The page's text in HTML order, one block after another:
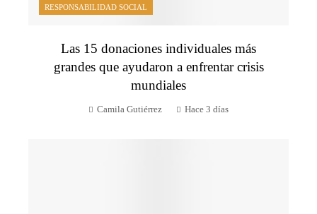
RESPONSABILIDAD SOCIAL
Las 15 donaciones individuales más
grandes que ayudaron a enfrentar crisis
mundiales
Camila Gutiérrez Hace 3 días